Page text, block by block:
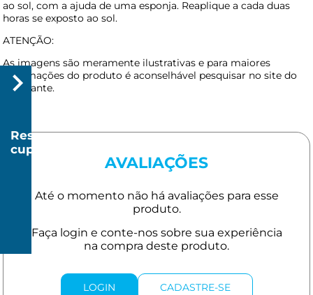
ao sol, com a ajuda de uma esponja. Reaplique a cada duas
horas se exposto ao sol.
ATENÇÃO:
As imagens são meramente ilustrativas e para maiores
informações do produto é aconselhável pesquisar no site do
fabricante.
AVALIAÇÕES
LOGIN CADASTRE-SE
Resgatar
cupom
R$
150